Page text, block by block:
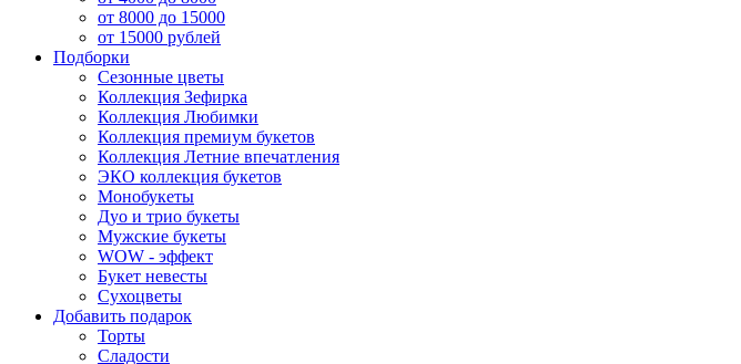
от 8000 до 15000
от 15000 рублей
Подборки
Сезонные цветы
Коллекция Зефирка
Коллекция Любимки
Коллекция премиум букетов
Коллекция Летние впечатления
ЭКО коллекция букетов
Монобукеты
Дуо и трио букеты
Мужские букеты
WOW - эффект
Букет невесты
Сухоцветы
Добавить подарок
Торты
Сладости